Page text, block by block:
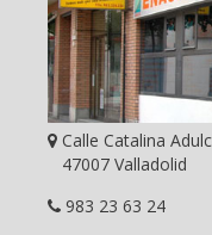
Calle Catalina
47007 Valladolid
983 23 63 24